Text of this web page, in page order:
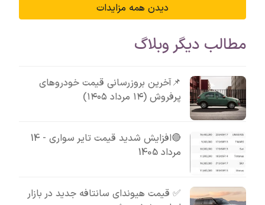
دیدن همه مزایدات
مطالب دیگر وبلاگ
📌آخرین بروزرسانی قیمت خودروهای
پرفروش (۱۴ مرداد ۱۴۰۵)
🔴افزایش شدید قیمت تایر سواری - 14
مرداد 1405
✅ قیمت هیوندای سانتافه جدید در بازار